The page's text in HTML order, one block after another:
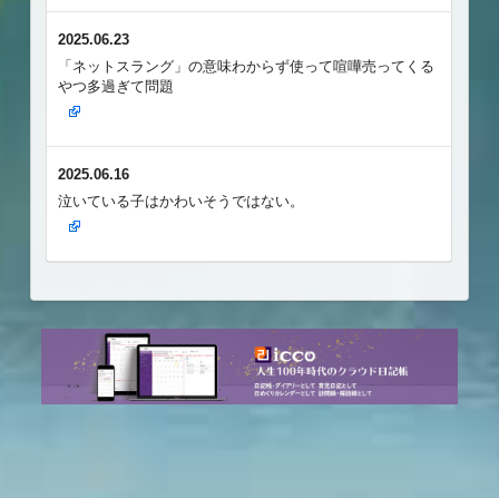
2025.06.23
「ネットスラング」の意味わからず使って喧嘩売ってくる
やつ多過ぎて問題
2025.06.16
泣いている子はかわいそうではない。